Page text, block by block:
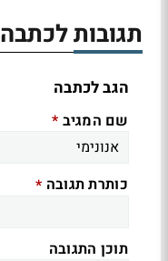
תגובות לכתבה
הגב לכתבה
שם המגיב *
כותרת תגובה *
תוכן התגובה